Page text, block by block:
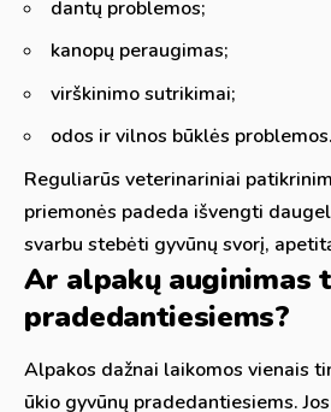
dantų problemos;
kanopų peraugimas;
virškinimo sutrikimai;
odos ir vilnos būklės problemos.
Reguliarūs veterinariniai
priemonės padeda išvengti
svarbu stebėti gyvūnų svorį,
Ar alpakų auginimas
pradedantiesiems?
Alpakos dažnai laikomos vienais
ūkio gyvūnų pradedantiesiems.